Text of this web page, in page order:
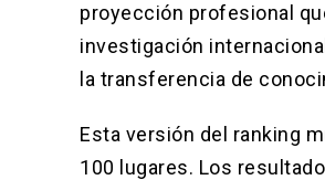
proyección profesional
investigación
la transferencia de
Esta versión del ranking
100 lugares. Los